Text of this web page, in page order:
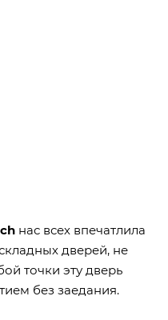
нас всех впечатлила
дверей, не
точки эту дверь
без заедания.